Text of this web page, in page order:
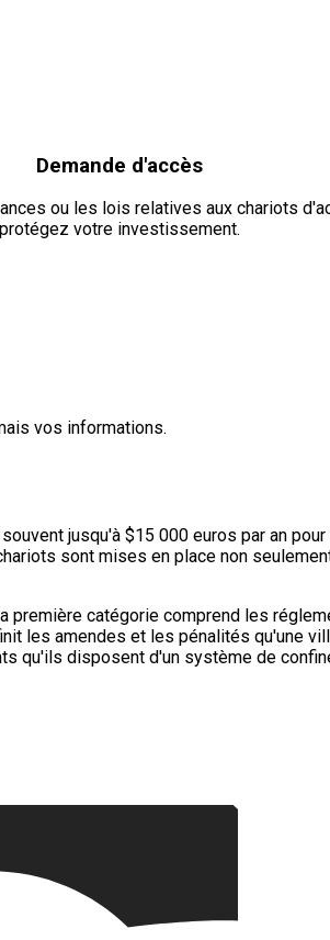
Demande d'accès
ou les lois relatives aux chariots
protégez votre investissement.
vos informations.
jusqu'à $15 000 euros par an
sont mises en place non
catégorie comprend les
les amendes et les pénalités qu'une
qu'ils disposent d'un système de